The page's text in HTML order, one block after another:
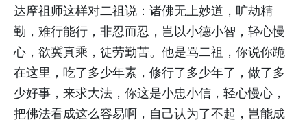
达摩祖师这样对二祖说：诸佛无上妙道，旷劫精
勤，难行能行，非忍而忍，岂以小德小智，轻心慢
心，欲冀真乘，徒劳勤苦。他是骂二祖，你说你跪
在这里，吃了多少年素，修行了多少年了，做了多
少好事，来求大法，你这是小忠小信，轻心慢心，
把佛法看成这么容易啊，自己认为了不起，岂能成